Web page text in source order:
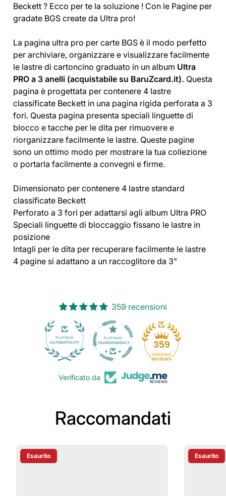
Beckett ? Ecco per te la soluzione ! Con le Pagine per
gradate BGS create da Ultra pro!
La pagina ultra pro per carte BGS è il modo perfetto
per archiviare, organizzare e visualizzare facilmente
le lastre di cartoncino graduato in un album Ultra
PRO a 3 anelli (acquistabile su BaruZcard.it). Questa
pagina è progettata per contenere 4 lastre
classificate Beckett in una pagina rigida perforata a 3
fori. Questa pagina presenta speciali linguette di
blocco e tacche per le dita per rimuovere e
riorganizzare facilmente le lastre. Queste pagine
sono un ottimo modo per mostrare la tua collezione
o portarla facilmente a convegni e firme.
Dimensionato per contenere 4 lastre standard
classificate Beckett
Perforato a 3 fori per adattarsi agli album Ultra PRO
Speciali linguette di bloccaggio fissano le lastre in
posizione
Intagli per le dita per recuperare facilmente le lastre
4 pagine si adattano a un raccoglitore da 3"
359 recensioni
359
Verificato da
Raccomandati
Etichetta Del Prodotto:
Esaurito Etichetta
Esaurito